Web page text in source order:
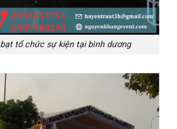
tổ chức sự kiện tại bình dương